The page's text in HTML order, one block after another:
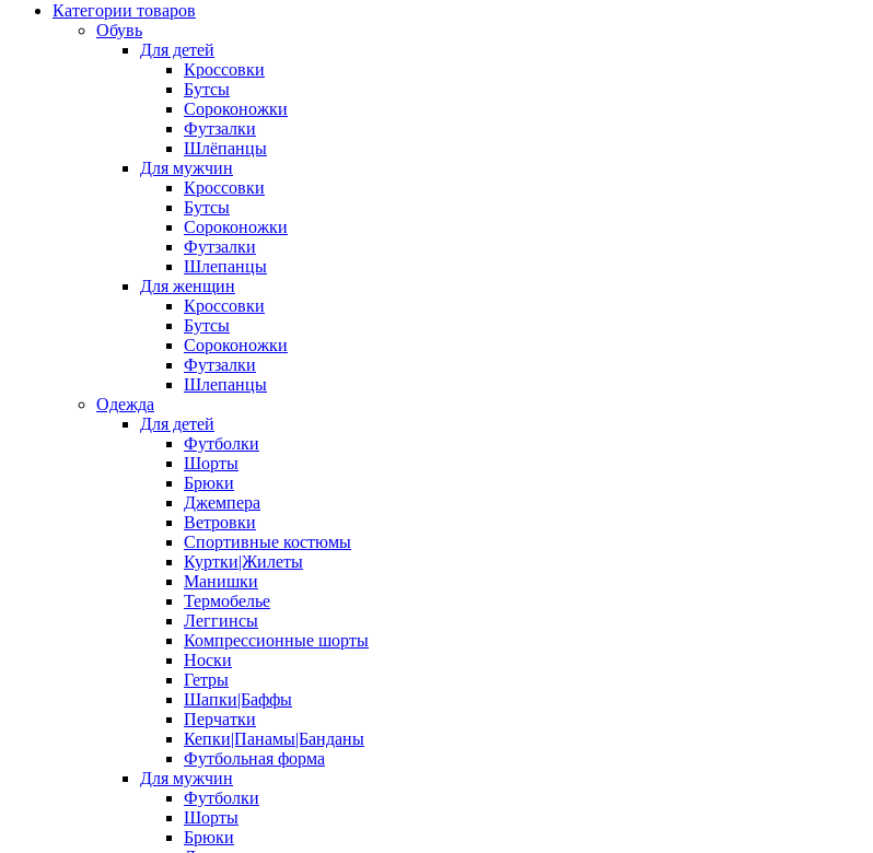
Категории товаров
Обувь
Для детей
Кроссовки
Бутсы
Сороконожки
Футзалки
Шлёпанцы
Для мужчин
Кроссовки
Бутсы
Сороконожки
Футзалки
Шлепанцы
Для женщин
Кроссовки
Бутсы
Сороконожки
Футзалки
Шлепанцы
Одежда
Для детей
Футболки
Шорты
Брюки
Джемпера
Ветровки
Спортивные костюмы
Куртки|Жилеты
Манишки
Термобелье
Леггинсы
Компрессионные шорты
Носки
Гетры
Шапки|Баффы
Перчатки
Кепки|Панамы|Банданы
Футбольная форма
Для мужчин
Футболки
Шорты
Брюки